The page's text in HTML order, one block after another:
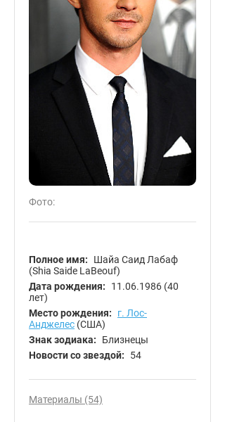
Фото:
Полное имя:
Шайа Саид Лабаф
(Shia Saide LaBeouf)
Дата рождения:
11.06.1986 (40
лет)
Место рождения:
г. Лос-
Анджелес (США)
Знак зодиака:
Близнецы
Новости со звездой:
54
Материалы (54)